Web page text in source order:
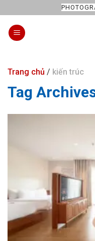
content
Trang chủ / kiến trúc
Tag